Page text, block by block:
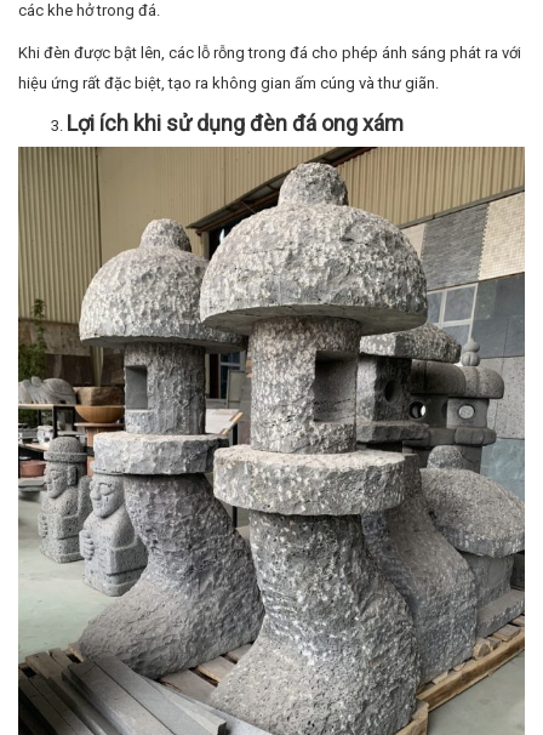
Chất lượng ánh sáng: Đèn đá ong xám thường tạo ra ánh sáng dịu nhẹ,
tạo không gian dễ chịu, thích hợp cho các không gian như phòng khách,
phòng ngủ, sân vườn hoặc không gian ngoài trời.Độ bền cao: Đá ong là
vật liệu tự nhiên rất bền, có khả năng chịu được thời tiết khắc nghiệt và